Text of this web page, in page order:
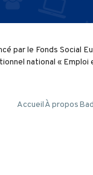
par le Fonds Social
national «
AccueilÀ propos